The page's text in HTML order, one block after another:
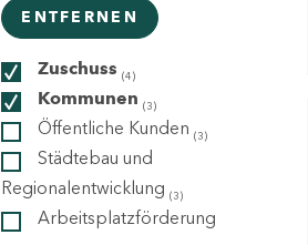
ENTFERNEN
Zuschuss (4)
Kommunen (3)
Öffentliche Kunden (3)
Städtebau und
Regionalentwicklung (3)
Arbeitsplatzförderung